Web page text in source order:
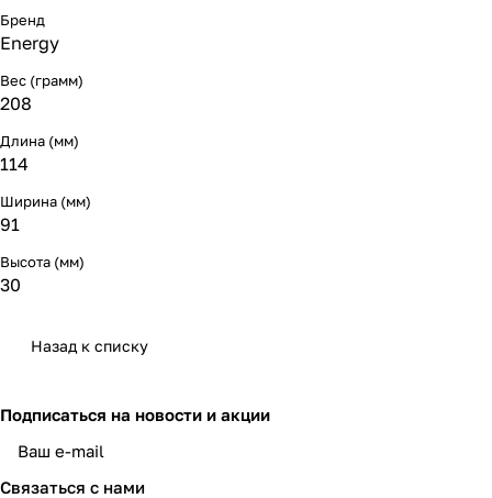
Бренд
Energy
Вес (грамм)
208
Длина (мм)
114
Ширина (мм)
91
Высота (мм)
30
Назад к списку
Подписаться на новости и акции
Связаться с нами